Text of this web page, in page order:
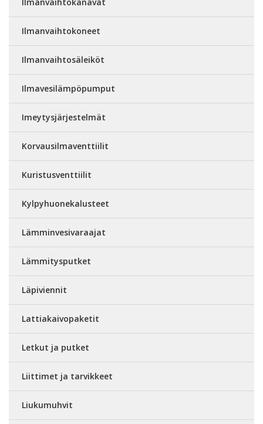
Ilmanvaihtokoneet
Ilmanvaihtosäleiköt
Ilmavesilämpöpumput
Imeytysjärjestelmät
Korvausilmaventtiilit
Kuristusventtiilit
Kylpyhuonekalusteet
Lämminvesivaraajat
Lämmitysputket
Läpiviennit
Lattiakaivopaketit
Letkut ja putket
Liittimet ja tarvikkeet
Liukumuhvit